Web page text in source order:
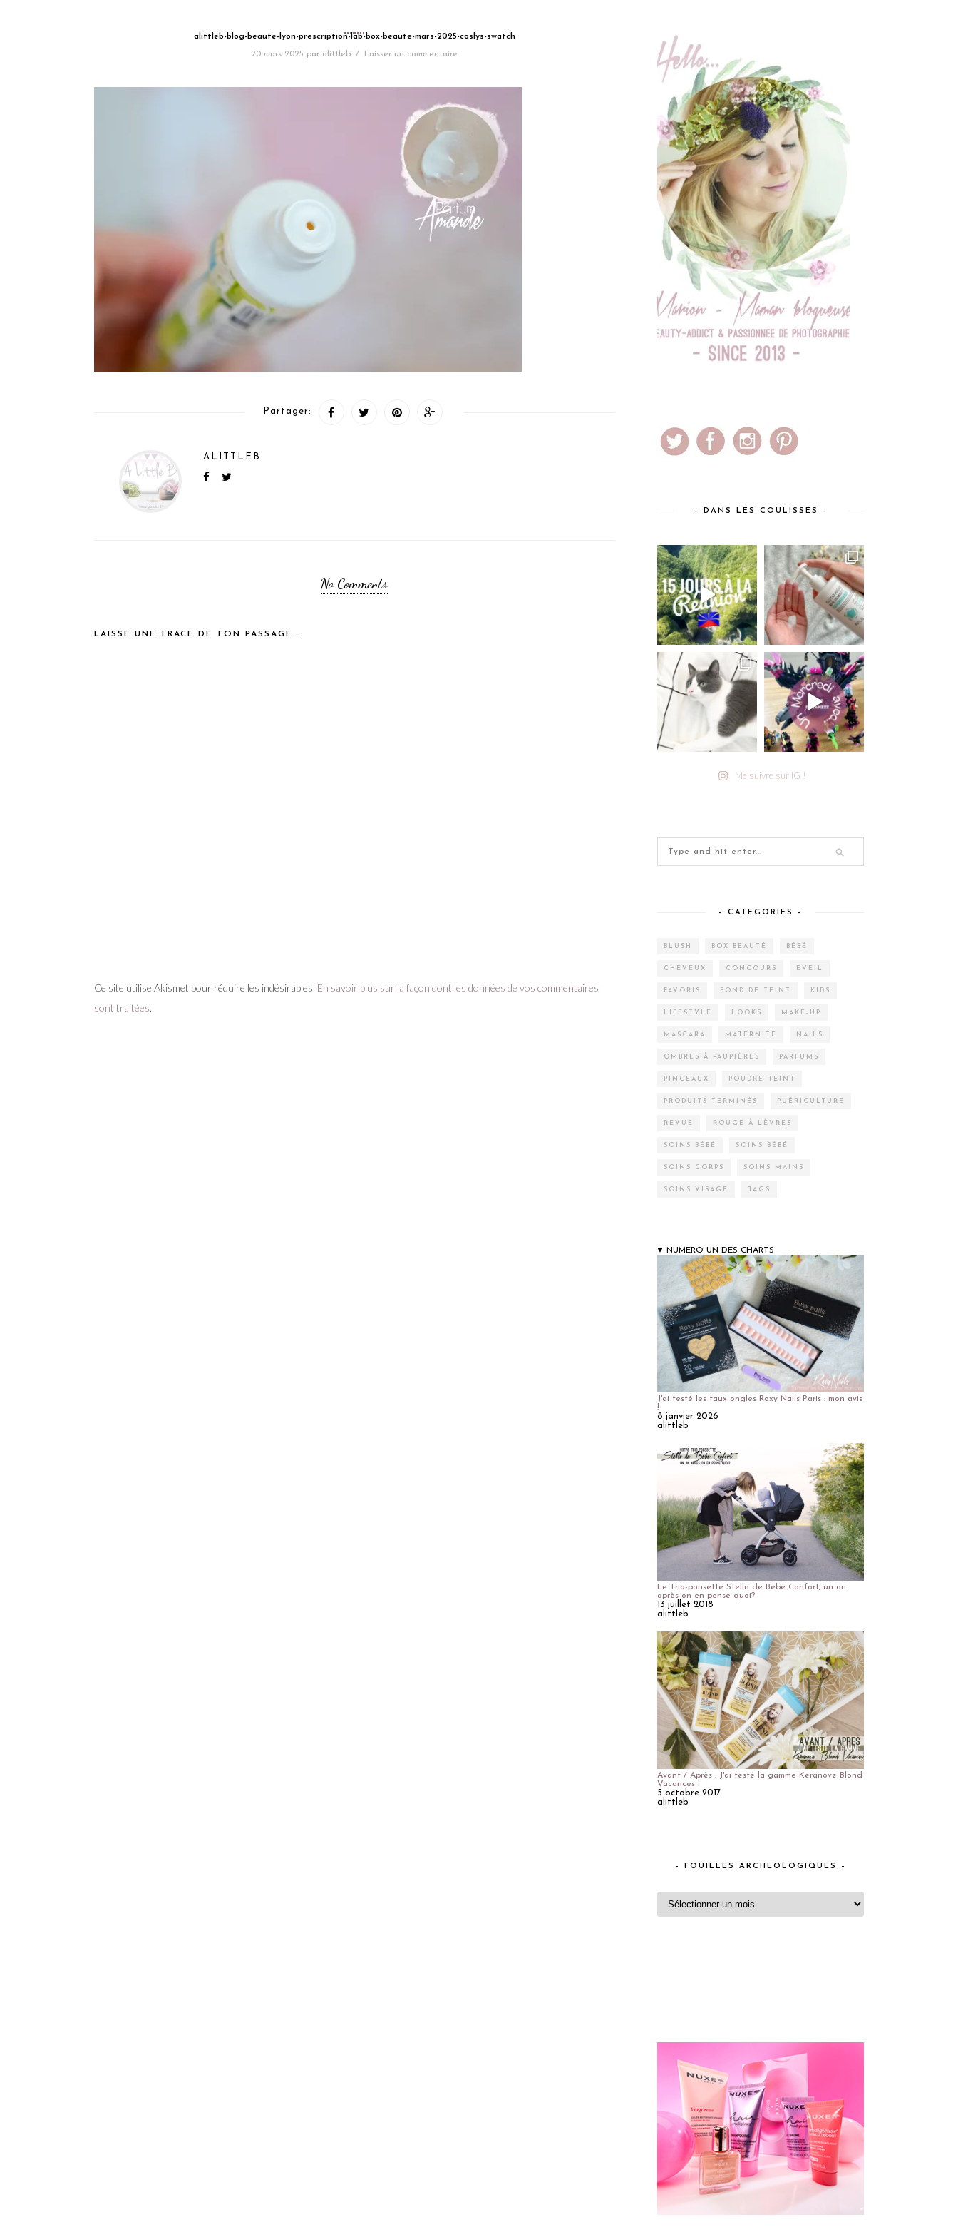
alittleb-blog-beaute-lyon-prescription-lab-box-beaute-mars-2025-coslys-swatch
20 mars 2025 par alittleb / Laisser un commentaire
Partager:
ALITTLEB
No Comments
LAISSE UNE TRACE DE TON PASSAGE...
Ce site utilise Akismet pour réduire les indésirables. En savoir plus sur la façon dont les données de vos commentaires
sont traitées.
– DANS LES COULISSES –
Me suivre sur IG !
– CATEGORIES –
BLUSH BOX BEAUTÉ BÉBÉ
CHEVEUX CONCOURS EVEIL
FAVORIS FOND DE TEINT KIDS
LIFESTYLE LOOKS MAKE-UP
MASCARA MATERNITÉ NAILS
OMBRES À PAUPIÈRES PARFUMS
PINCEAUX POUDRE TEINT
PRODUITS TERMINÉS PUÉRICULTURE
REVUE ROUGE À LÈVRES
SOINS BÉBÉ SOINS BÉBÉ
SOINS CORPS SOINS MAINS
SOINS VISAGE TAGS
NUMERO UN DES CHARTS
J'ai testé les faux ongles Roxy Nails Paris : mon avis
!
8 janvier 2026
alittleb
Le Trio-pousette Stella de Bébé Confort, un an
après on en pense quoi?
13 juillet 2018
alittleb
Avant / Après : J'ai testé la gamme Keranove Blond
Vacances !
5 octobre 2017
alittleb
– FOUILLES ARCHEOLOGIQUES –